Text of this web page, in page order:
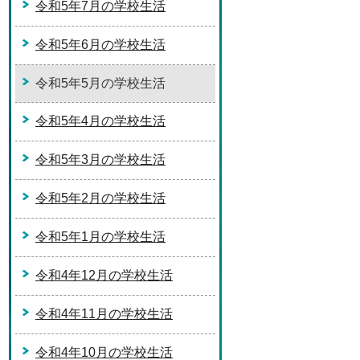
令和5年7月の学校生活
令和5年6月の学校生活
令和5年5月の学校生活
令和5年4月の学校生活
令和5年3月の学校生活
令和5年2月の学校生活
令和5年1月の学校生活
令和4年12月の学校生活
令和4年11月の学校生活
令和4年10月の学校生活